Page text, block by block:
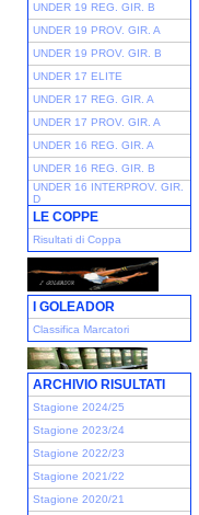
UNDER 19 REG. GIR. B
UNDER 19 PROV. GIR. A
UNDER 19 PROV. GIR. B
UNDER 17 ELITE
UNDER 17 REG. GIR. A
UNDER 17 PROV. GIR. A
UNDER 16 REG. GIR. A
UNDER 16 REG. GIR. B
UNDER 16 INTERPROV. GIR.
D
LE COPPE
Risultati di Coppa
I GOLEADOR
Classifica Marcatori
ARCHIVIO RISULTATI
Stagione 2024/25
Stagione 2023/24
Stagione 2022/23
Stagione 2021/22
Stagione 2020/21